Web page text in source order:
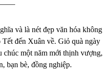
và là nét đẹp văn hóa không
đến Xuân về. Giỏ quà ngày
chúc một năm mới thịnh vượng,
bạn bè, đồng nghiệp.